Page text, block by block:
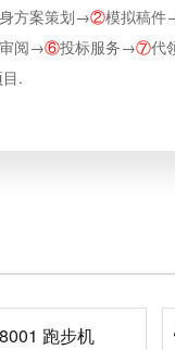
方案策划→②模拟稿件
阅→⑥投标服务→⑦代
.
跑步机